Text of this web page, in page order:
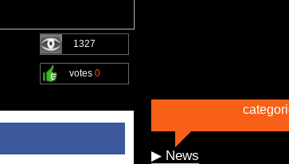
1327
votes 0
▶ News